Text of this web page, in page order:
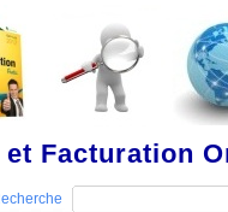
Facturation